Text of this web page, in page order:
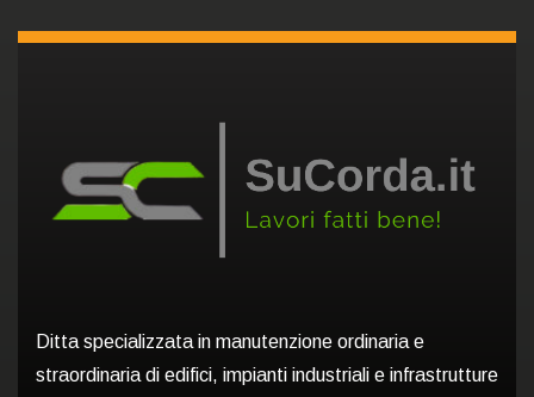
Ditta specializzata in manutenzione ordinaria e
straordinaria di edifici, impianti industriali e infrastrutture